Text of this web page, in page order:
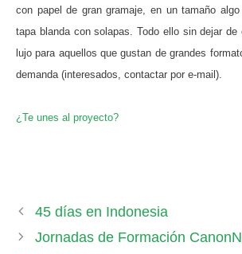
con papel de gran gramaje, en un tamaño
tapa blanda con solapas. Todo ello sin dejar de
lujo para aquellos que gustan de grandes
demanda (interesados, contactar por e-mail).
¿Te unes al proyecto?
45 días en Indonesia
Jornadas de Formación